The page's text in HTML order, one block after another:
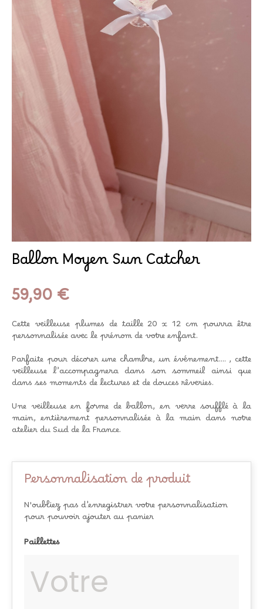
Ballon Moyen Sun Catcher
59,90 €
Cette veilleuse plumes de taille 20 x 12 cm pourra être
personnalisée avec le prénom de votre enfant.
Parfaite pour décorer une chambre, un événement.... , cette
veilleuse l’accompagnera dans son sommeil ainsi que
dans ses moments de lectures et de douces rêveries.
Une veilleuse en forme de ballon, en verre soufflé à la
main, entièrement personnalisée à la main dans notre
atelier du Sud de la France.
Personnalisation de produit
N'oubliez pas d'enregistrer votre personnalisation
pour pouvoir ajouter au panier
Paillettes